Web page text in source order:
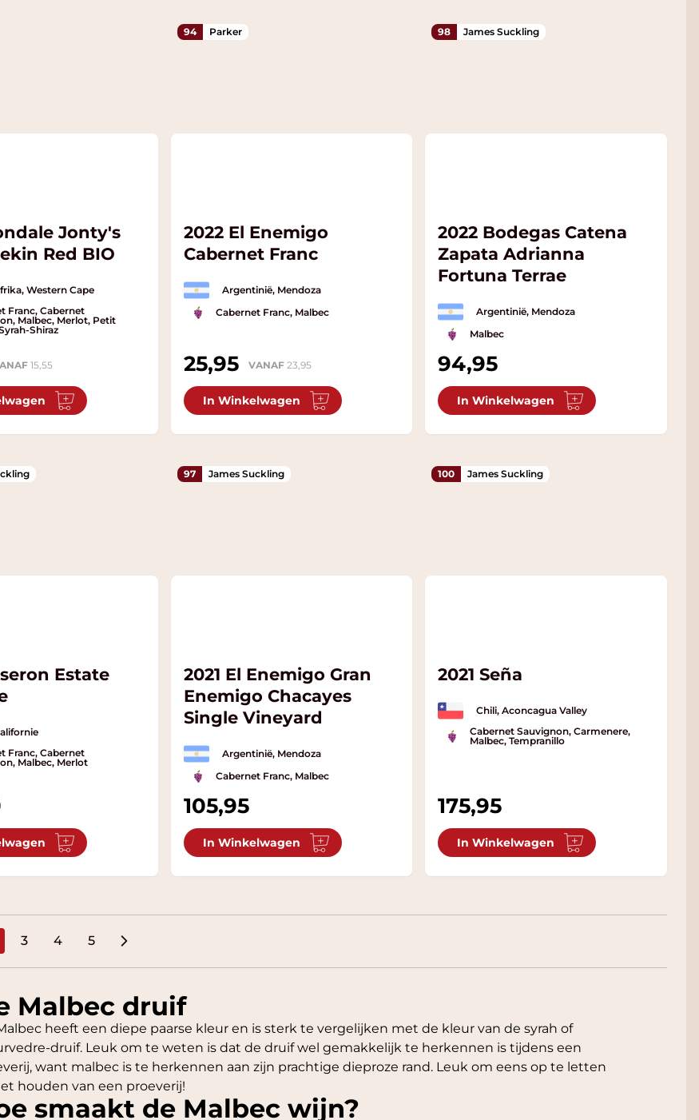
Jonty's
Red BIO
Western Cape
Franc, Cabernet
Malbec, Merlot, Petit
Shiraz
15,55
94 Parker
2022 El Enemigo
Cabernet Franc
Argentinië, Mendoza
Cabernet Franc, Malbec
25,95 VANAF 23,95
In Winkelwagen
98 James Suckling
2022 Bodegas Catena
Zapata Adrianna
Fortuna Terrae
Argentinië, Mendoza
Malbec
94,95
In Winkelwagen
Estate
Franc, Cabernet
Malbec, Merlot
97 James Suckling
2021 El Enemigo Gran
Enemigo Chacayes
Single Vineyard
Argentinië, Mendoza
Cabernet Franc, Malbec
105,95
In Winkelwagen
100 James Suckling
2021 Seña
Chili, Aconcagua Valley
Cabernet Sauvignon, Carmenere,
Malbec, Tempranillo
175,95
In Winkelwagen
momenteel pagina
Pagina
3 Pagina
4 Pagina
5
Malbec druif
heeft een diepe paarse kleur en is sterk te vergelijken met de kleur van de syrah of
druif. Leuk om te weten is dat de druif wel gemakkelijk te herkennen is tijdens een
want malbec is te herkennen aan zijn prachtige dieproze rand. Leuk om eens op te letten
houden van een proeverij!
smaakt de Malbec wijn?